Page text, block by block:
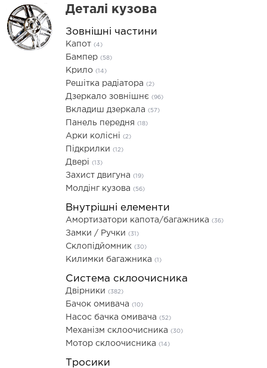
Деталі кузова
Зовнішні частини
Капот (4)
Бампер (58)
Крило (14)
Решітка радіатора (2)
Дзеркало зовнішнє (96)
Вкладиш дзеркала (57)
Панель передня (18)
Арки колісні (2)
Підкрилки (12)
Двері (13)
Захист двигуна (19)
Молдінг кузова (56)
Внутрішні елементи
Амортизатори капота/багажника (36)
Замки / Ручки (31)
Склопідйомник (30)
Килимки багажника (1)
Система склоочисника
Двірники (382)
Бачок омивача (10)
Насос бачка омивача (52)
Механізм склоочисника (30)
Мотор склоочисника (14)
Тросики